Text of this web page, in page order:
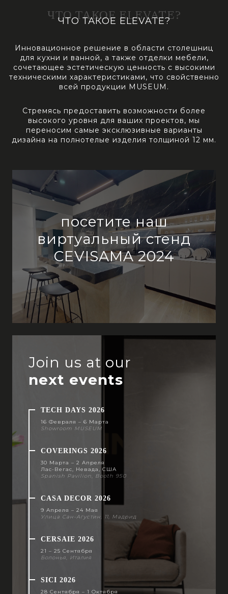
ЧТО ТАКОЕ ELEVATE?
ЧТО ТАКОЕ ELEVATE?
Инновационное решение в области столешниц
для кухни и ванной, а также отделки мебели,
сочетающее эстетическую ценность с высокими
техническими характеристиками, что свойственно
всей продукции MUSEUM.
Стремясь предоставить возможности более
высокого уровня для ваших проектов, мы
переносим самые эксклюзивные варианты
дизайна на полнотелые изделия толщиной 12 мм.
посетите наш
виртуальный стенд
CEVISAMA 2024
Join us at our
next events
TECH DAYS 2026
16 Февраля – 6 Марта
Showroom MUSEUM
COVERINGS 2026
30 Марта – 2 Апреля
Лас-Вегас, Невада, США
Spanish Pavilion, Booth 950
CASA DECOR 2026
9 Апреля – 24 Мая
Улица Сан-Агустин, 11, Мадрид
CERSAIE 2026
21 – 25 Сентября
Болонья, Италия
SICI 2026
28 Сентября – 1 Октября